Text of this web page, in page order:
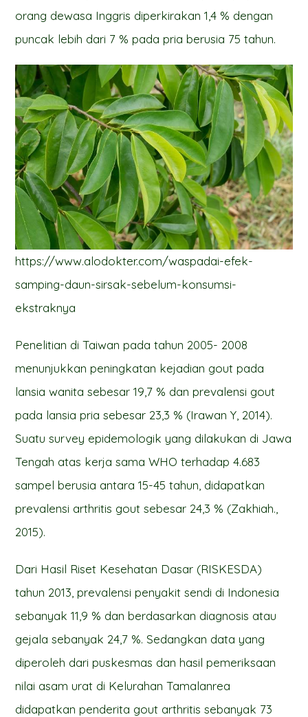
orang dewasa Inggris diperkirakan 1,4 % dengan
puncak lebih dari 7 % pada pria berusia 75 tahun.
https://www.alodokter.com/waspadai-efek-
samping-daun-sirsak-sebelum-konsumsi-
ekstraknya
Penelitian di Taiwan pada tahun 2005- 2008
menunjukkan peningkatan kejadian gout pada
lansia wanita sebesar 19,7 % dan prevalensi gout
pada lansia pria sebesar 23,3 % (Irawan Y, 2014).
Suatu survey epidemologik yang dilakukan di Jawa
Tengah atas kerja sama WHO terhadap 4.683
sampel berusia antara 15-45 tahun, didapatkan
prevalensi arthritis gout sebesar 24,3 % (Zakhiah.,
2015).
Dari Hasil Riset Kesehatan Dasar (RISKESDA)
tahun 2013, prevalensi penyakit sendi di Indonesia
sebanyak 11,9 % dan berdasarkan diagnosis atau
gejala sebanyak 24,7 %. Sedangkan data yang
diperoleh dari puskesmas dan hasil pemeriksaan
nilai asam urat di Kelurahan Tamalanrea
didapatkan penderita gout arthritis sebanyak 73